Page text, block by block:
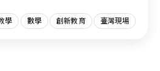
學 數學 創新教育 臺灣現場